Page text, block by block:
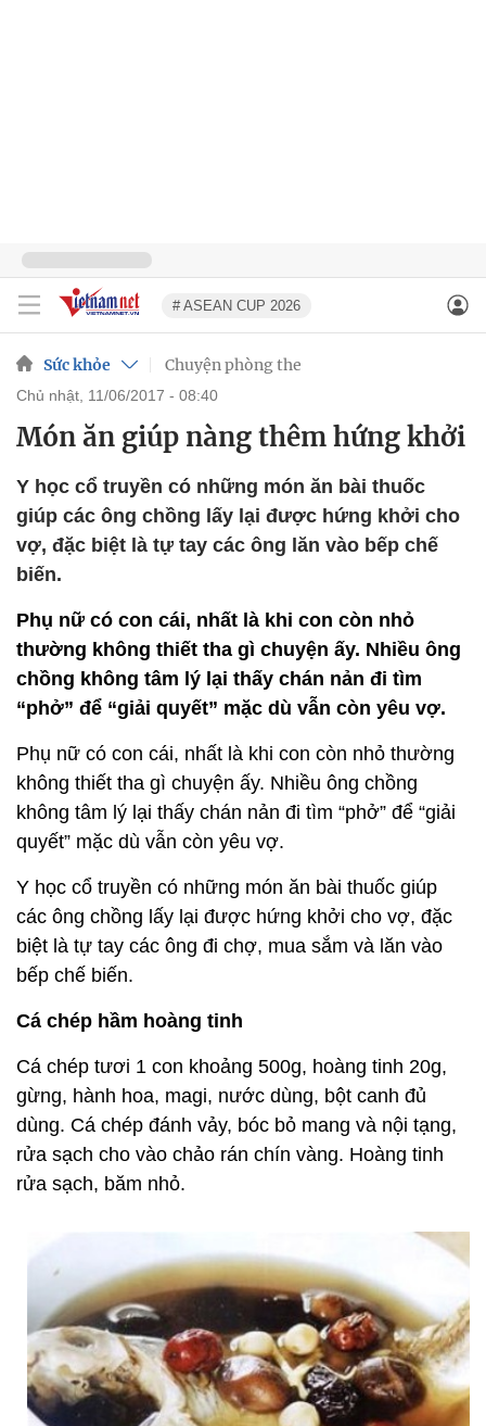
# ASEAN CUP 2026
Sức khỏe Chuyện phòng the
chủ nhật, 11/06/2017 - 08:40
Món ăn giúp nàng thêm hứng khởi
Y học cổ truyền có những món ăn bài thuốc
giúp các ông chồng lấy lại được hứng khởi cho
vợ, đặc biệt là tự tay các ông lăn vào bếp chế
biến.
Phụ nữ có con cái, nhất là khi con còn nhỏ
thường không thiết tha gì chuyện ấy. Nhiều ông
chồng không tâm lý lại thấy chán nản đi tìm
“phở” để “giải quyết” mặc dù vẫn còn yêu vợ.
Phụ nữ có con cái, nhất là khi con còn nhỏ thường
không thiết tha gì chuyện ấy. Nhiều ông chồng
không tâm lý lại thấy chán nản đi tìm “phở” để “giải
quyết” mặc dù vẫn còn yêu vợ.
Y học cổ truyền có những món ăn bài thuốc giúp
các ông chồng lấy lại được hứng khởi cho vợ, đặc
biệt là tự tay các ông đi chợ, mua sắm và lăn vào
bếp chế biến.
Cá chép hầm hoàng tinh
Cá chép tươi 1 con khoảng 500g, hoàng tinh 20g,
gừng, hành hoa, magi, nước dùng, bột canh đủ
dùng. Cá chép đánh vảy, bóc bỏ mang và nội tạng,
rửa sạch cho vào chảo rán chín vàng. Hoàng tinh
rửa sạch, băm nhỏ.